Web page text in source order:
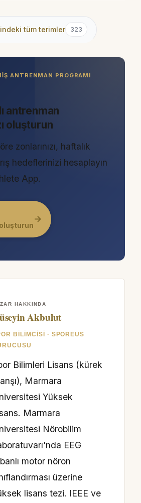
tüm terimler 323
ANTRENMAN PROGRAMI
antrenman
oluşturun
zonlarınızı, haftalık
hedeflerinizi hesaplayın
App.
oluşturun
→
HAKKINDA
Akbulut
BILIMCISI · SPOREUS
Bilimleri Lisans (kürek
Marmara
Yüksek
Marmara
Nörobilim
EEG
motor nöron
üzerine
lisans tezi. IEEE ve